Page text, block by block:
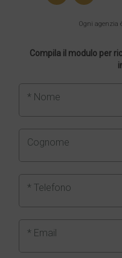
Ogni agenzia
Compila il modulo per
* Nome
Cognome
* Telefono
* Email